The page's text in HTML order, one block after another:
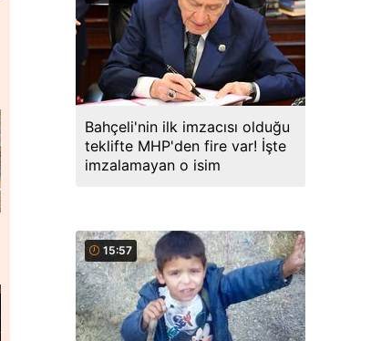
Bahçeli'nin ilk imzacısı olduğu
teklifte MHP'den fire var! İşte
imzalamayan o isim
15:57